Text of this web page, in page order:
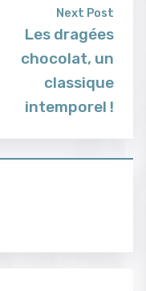
Next Post
Les dragées
chocolat, un
classique
intemporel !